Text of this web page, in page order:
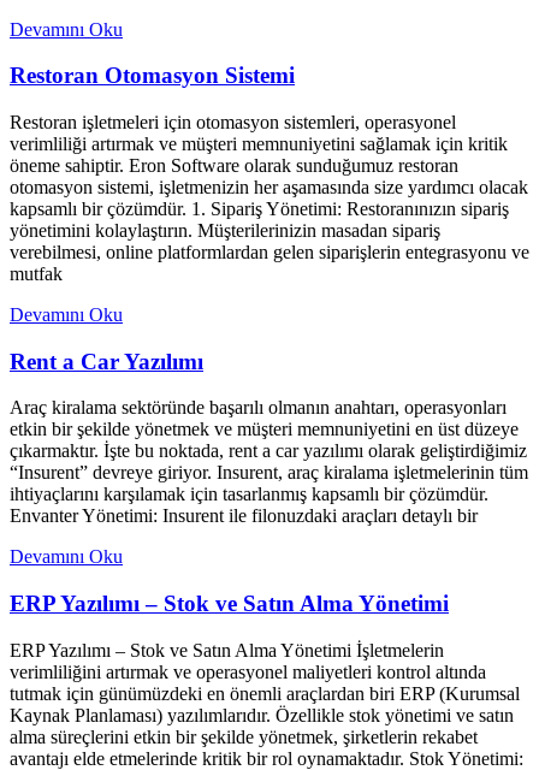
Devamını Oku
Restoran Otomasyon Sistemi
Restoran işletmeleri için otomasyon sistemleri, operasyonel
verimliliği artırmak ve müşteri memnuniyetini sağlamak için kritik
öneme sahiptir. Eron Software olarak sunduğumuz restoran
otomasyon sistemi, işletmenizin her aşamasında size yardımcı olacak
kapsamlı bir çözümdür. 1. Sipariş Yönetimi: Restoranınızın sipariş
yönetimini kolaylaştırın. Müşterilerinizin masadan sipariş
verebilmesi, online platformlardan gelen siparişlerin entegrasyonu ve
mutfak
Devamını Oku
Rent a Car Yazılımı
Araç kiralama sektöründe başarılı olmanın anahtarı, operasyonları
etkin bir şekilde yönetmek ve müşteri memnuniyetini en üst düzeye
çıkarmaktır. İşte bu noktada, rent a car yazılımı olarak geliştirdiğimiz
“Insurent” devreye giriyor. Insurent, araç kiralama işletmelerinin tüm
ihtiyaçlarını karşılamak için tasarlanmış kapsamlı bir çözümdür.
Envanter Yönetimi: Insurent ile filonuzdaki araçları detaylı bir
Devamını Oku
ERP Yazılımı – Stok ve Satın Alma Yönetimi
ERP Yazılımı – Stok ve Satın Alma Yönetimi İşletmelerin
verimliliğini artırmak ve operasyonel maliyetleri kontrol altında
tutmak için günümüzdeki en önemli araçlardan biri ERP (Kurumsal
Kaynak Planlaması) yazılımlarıdır. Özellikle stok yönetimi ve satın
alma süreçlerini etkin bir şekilde yönetmek, şirketlerin rekabet
avantajı elde etmelerinde kritik bir rol oynamaktadır. Stok Yönetimi: